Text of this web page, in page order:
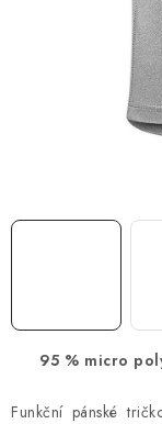
PROVIZNÍ SYSTÉM
Časté
Obchodní podmínky
95 % micro
Funkční pánské